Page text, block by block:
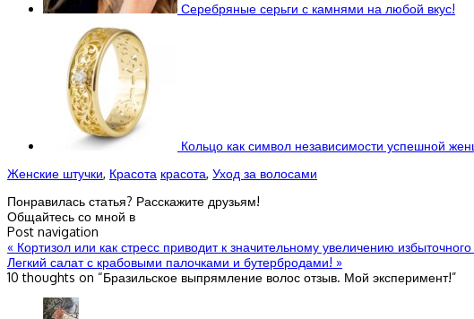
Серебряные серьги с камнями на любой вкус!
Кольцо как символ независимости успешной
Женские штучки, Красота красота, Уход за волосами
Понравилась статья? Расскажите друзьям!
Общайтесь со мной в
Post navigation
« Кортизол или как стресс приводит к значительному увеличению избыточного
Легкий салат с крабовыми палочками и бутербродами! »
10 thoughts on “Бразильское выпрямление волос отзыв. Мой эксперимент!”